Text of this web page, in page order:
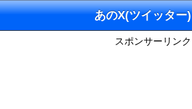
あのX(ツイッター)
スポンサーリンク